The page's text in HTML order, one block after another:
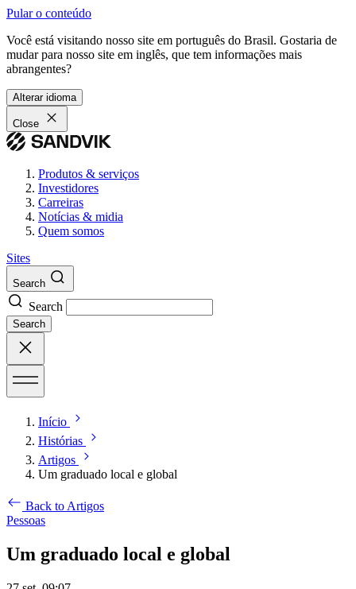
Pular o conteúdo
Você está visitando nosso site em português do Brasil. Gostaria de
mudar para nosso site em inglês, que tem informações mais
abrangentes?
Alterar idioma
Close
Produtos & serviços
Investidores
Carreiras
Notícias & midia
Quem somos
Sites
Search
Search
Search
Início
Histórias
Artigos
Um graduado local e global
Back to Artigos
Pessoas
Um graduado local e global